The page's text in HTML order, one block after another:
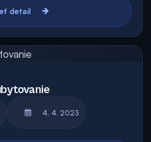
detail
4. 4. 2023